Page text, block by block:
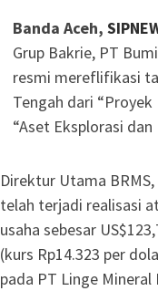
Banda Aceh,
Grup Bakrie, PT
resmi mereflifikasi
Tengah dari
“Aset Eksplorasi
Direktur Utama
telah terjadi realisasi
usaha sebesar
(kurs Rp14.323 per
pada PT Linge Mineral